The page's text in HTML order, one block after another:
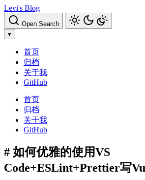
Levi's Blog
Open Search
▾
首页
归档
关于我
GitHub
首页
归档
关于我
GitHub
# 如何优雅的使用VS
Code+ESLint+Prettier写